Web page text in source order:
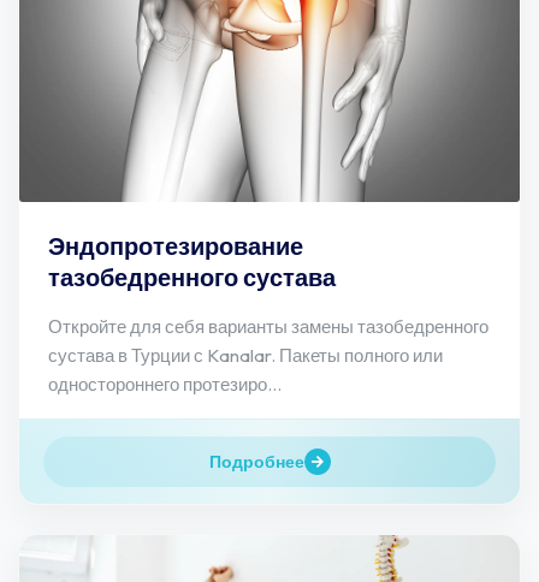
Эндопротезирование
тазобедренного сустава
Откройте для себя варианты замены тазобедренного
сустава в Турции с Kanalar. Пакеты полного или
одностороннего протезиро...
Подробнее